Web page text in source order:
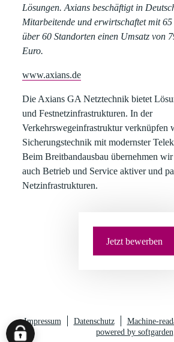
Lösungen. Axians beschäftigt in
Mitarbeitende und erwirtschaftet mit
über 60 Standorten einen Umsatz von
Euro.
www.axians.de
Die Axians GA Netztechnik bietet
und Festnetzinfrastrukturen. In der
Verkehrswegeinfrastruktur verknüpfen
Sicherungstechnik mit modernster
Beim Breitbandausbau übernehmen
auch Betrieb und Service aktiver und
Netzinfrastrukturen.
Jetzt bewerben
Impressum Datenschutz
Machine-
powered by softgarden